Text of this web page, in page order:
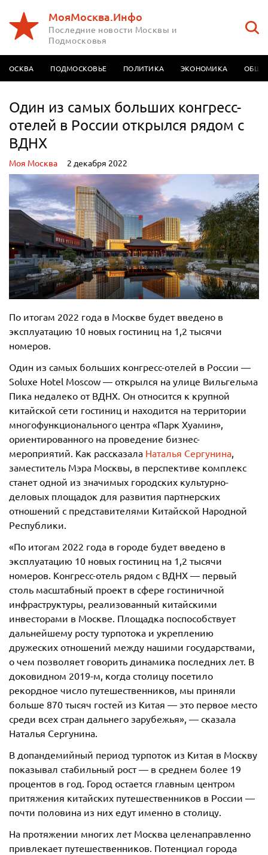
МояМосква.Инфо
Последние новости Москвы и
Подмосковья
МОСКВА ПОДМОСКОВЬЕ ПОЛИТИКА ЭКОНОМИКА
Один из самых больших конгресс-
отелей в России открылся рядом с
ВДНХ
Моя Москва 2 декабря 2022
По итогам 2022 года в Москве будет введено в
эксплуатацию 10 новых гостиниц на 1,2 тысячи
номеров.
Один из самых больших конгресс-отелей в России —
Soluxe Hotel Moscow — открылся на улице Вильгельма
Пика недалеко от ВДНХ. Он относится к крупной
китайской сети гостиниц и находится на территории
многофункционального центра «Парк Хуамин»,
ориентированного на проведение бизнес-
мероприятий. Как рассказала Наталья Сергунина,
заместитель Мэра Москвы, в перспективе комплекс
станет одной из значимых городских культурно-
деловых площадок для развития партнерских
отношений с представителями Китайской Народной
Республики.
«По итогам 2022 года в городе будет введено в
эксплуатацию 10 новых гостиниц на 1,2 тысячи
номеров. Конгресс-отель рядом с ВДНХ — первый
столь масштабный проект в сфере гостиничной
инфраструктуры, реализованный китайскими
инвесторами в Москве. Площадка поспособствует
дальнейшему росту турпотока и укреплению
дружеских отношений между нашими государствами,
о чем позволяет говорить динамика последних лет. В
доковидном 2019-м, когда столицу посетило
рекордное число путешественников, мы приняли
больше 870 тысяч гостей из Китая — это первое место
среди всех стран дальнего зарубежья», — сказала
Наталья Сергунина.
В допандемийный период турпоток из Китая в Москву
показывал стабильный рост — в среднем более 19
процентов в год. Город остается главным центром
притяжения китайских путешественников в России —
почти половина из них едут именно в столицу.
На протяжении многих лет Москва целенаправленно
привлекает путешественников. Потенциал города